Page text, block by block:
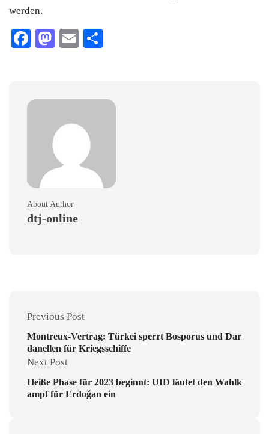
werden.
Facebook
Mastodon
Email
About Author
dtj-online
Previous Post
Montreux-Vertrag: Türkei sperrt Bosporus und Dar
danellen für Kriegsschiffe
Next Post
Heiße Phase für 2023 beginnt: UID läutet den Wahlk
ampf für Erdoğan ein